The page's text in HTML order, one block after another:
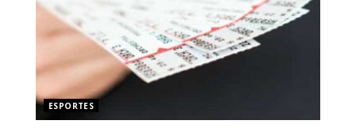
ESPORTES